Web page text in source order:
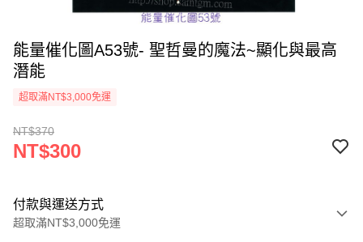
能量催化圖A53號- 聖哲曼的魔法~顯化與最高
潛能
超取滿NT$3,000免運
NT$370
NT$300
付款與運送方式
超取滿NT$3,000免運